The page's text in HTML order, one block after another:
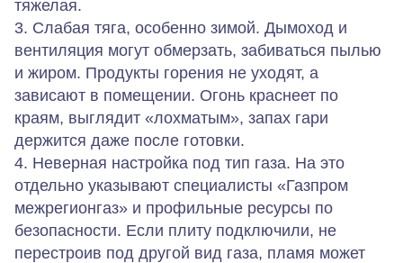
тяжелая.
3. Слабая тяга, особенно зимой. Дымоход и
вентиляция могут обмерзать, забиваться пылью
и жиром. Продукты горения не уходят, а
зависают в помещении. Огонь краснеет по
краям, выглядит «лохматым», запах гари
держится даже после готовки.
4. Неверная настройка под тип газа. На это
отдельно указывают специалисты «Газпром
межрегионгаз» и профильные ресурсы по
безопасности. Если плиту подключили, не
перестроив под другой вид газа, пламя может